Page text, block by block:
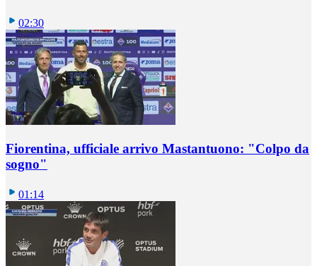
02:30
Fiorentina, ufficiale arrivo Mastantuono: "Colpo da
sogno"
01:14